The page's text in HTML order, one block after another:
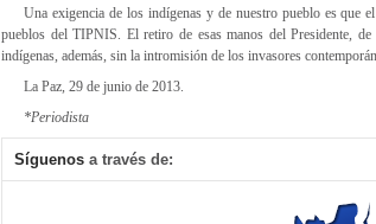
Una exigencia de los indígenas y de nuestro pueblo es que
pueblos del TIPNIS. El retiro de esas manos del Presidente,
indígenas, además, sin la intromisión de los invasores
La Paz, 29 de junio de 2013.
*Periodista
Síguenos a través de: